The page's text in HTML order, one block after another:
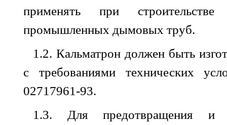
применять при
промышленных дымовых труб.
1.2. Кальматрон должен быть
с требованиями технических
02717961-93.
1.3. Для предотвращения и